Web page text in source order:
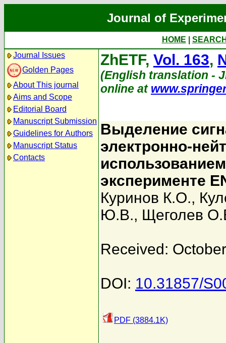
Journal of
HOME
Journal Issues
Golden Pages
About This journal
Aims and Scope
Editorial Board
Manuscript Submission
Guidelines for Authors
Manuscript Status
Contacts
ZhETF, Vol. 163,
(English translation -
online at
Выделение
электронно-
эксперименте
Куринов К.О.,
Ю.В., Щеголев
Received:
DOI: 10.31857/
PDF (3884.1K)